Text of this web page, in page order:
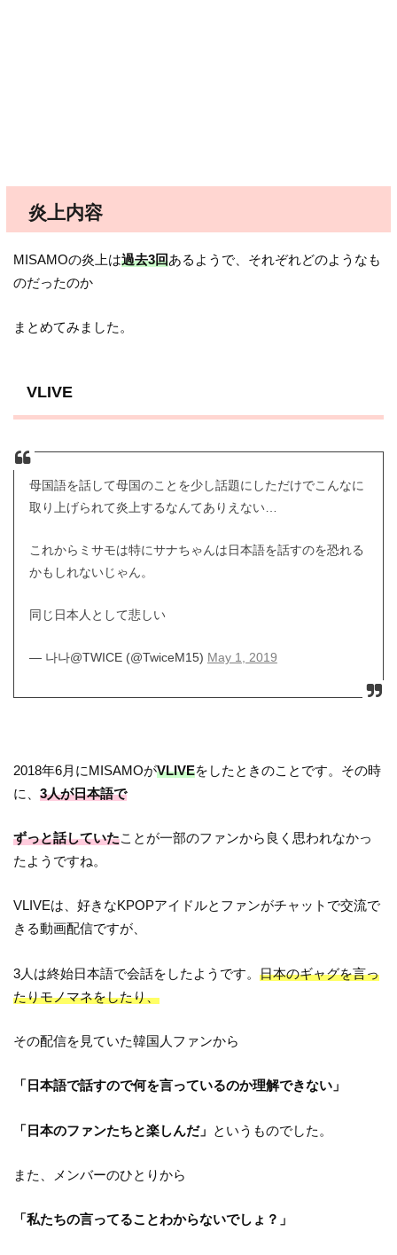
炎上内容
MISAMOの炎上は過去3回あるようで、それぞれどのようなも
のだったのか
まとめてみました。
VLIVE
母国語を話して母国のことを少し話題にしただけでこんなに
取り上げられて炎上するなんてありえない…
これからミサモは特にサナちゃんは日本語を話すのを恐れる
かもしれないじゃん。
同じ日本人として悲しい
— 나나@TWICE (@TwiceM15) May 1, 2019
2018年6月にMISAMOがVLIVEをしたときのことです。その時
に、3人が日本語で
ずっと話していたことが一部のファンから良く思われなかっ
たようですね。
VLIVEは、好きなKPOPアイドルとファンがチャットで交流で
きる動画配信ですが、
3人は終始日本語で会話をしたようです。日本のギャグを言っ
たりモノマネをしたり、
その配信を見ていた韓国人ファンから
「日本語で話すので何を言っているのか理解できない」
「日本のファンたちと楽しんだ」 というものでした。
また、メンバーのひとりから
「私たちの言ってることわからないでしょ？」